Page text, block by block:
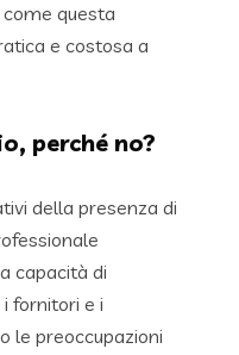
questa
e costosa a
perché no?
della presenza di
capacità di
fornitori e i
le preoccupazioni